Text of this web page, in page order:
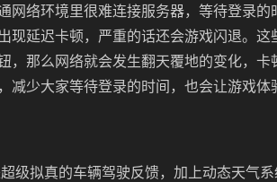
网络环境里很难连接服务器，等待登录的
现延迟卡顿，严重的话还会游戏闪退。这
，那么网络就会发生翻天覆地的变化，卡
少大家等待登录的时间，也会让游戏体
级拟真的车辆驾驶反馈，加上动态天气